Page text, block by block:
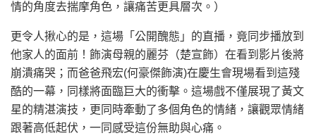
情的角度去揣摩角色，讓痛苦更具層次。）
更令人揪心的是，這場「公開醜態」的直播，竟同步播放到
他家人的面前！飾演母親的麗芬（楚宣飾）在看到影片後將
崩潰痛哭；而爸爸飛宏(何豪傑飾演)在慶生會現場看到這殘
酷的一幕，同樣將面臨巨大的衝擊。這場戲不僅展現了黃文
星的精湛演技，更同時牽動了多個角色的情緒，讓觀眾情緒
跟著高低起伏，一同感受這份無助與心痛。